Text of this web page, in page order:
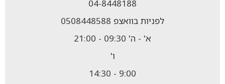
04-8448188
לפניות בוואצפ 0508448588
א' - ה' 09:30 - 21:00
ו'
9:00 - 14:30